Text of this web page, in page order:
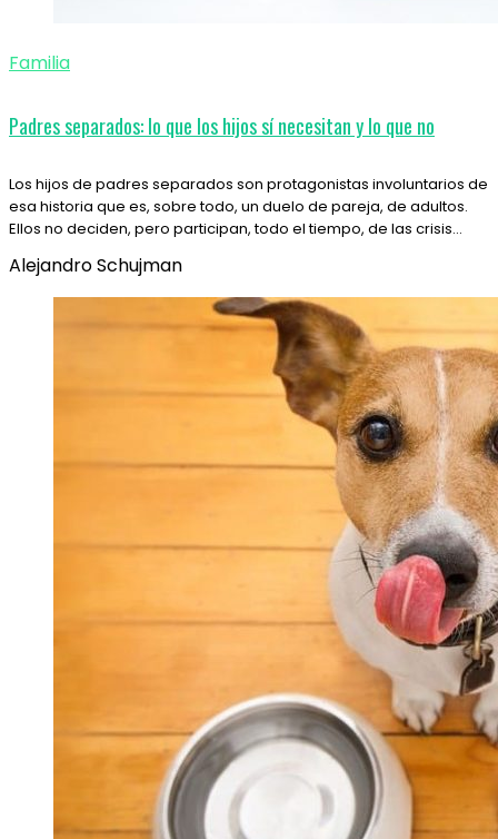
Familia
Padres separados: lo que los hijos sí necesitan y lo que no
Los hijos de padres separados son protagonistas involuntarios de
esa historia que es, sobre todo, un duelo de pareja, de adultos.
Ellos no deciden, pero participan, todo el tiempo, de las crisis…
Alejandro Schujman